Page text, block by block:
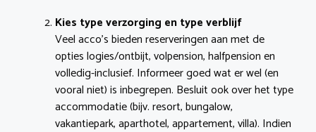
Kies type verzorging en type verblijf
Veel acco’s bieden reserveringen aan met de
opties logies/ontbijt, volpension, halfpension en
volledig-inclusief. Informeer goed wat er wel (en
vooral niet) is inbegrepen. Besluit ook over het type
accommodatie (bijv. resort, bungalow,
vakantiepark, aparthotel, appartement, villa). Indien